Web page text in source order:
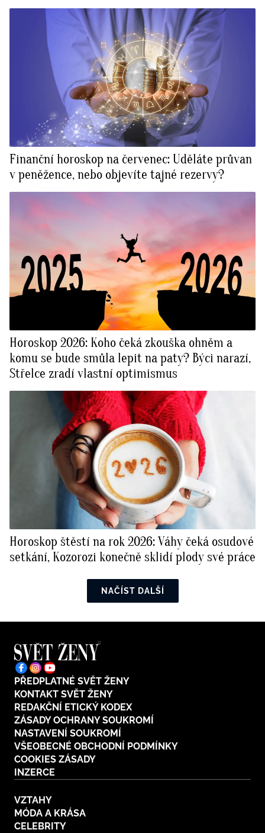
Finanční horoskop na červenec: Uděláte průvan
v peněžence, nebo objevíte tajné rezervy?
Horoskop 2026: Koho čeká zkouška ohněm a
komu se bude smůla lepit na paty? Býci narazí,
Střelce zradí vlastní optimismus
Horoskop štěstí na rok 2026: Váhy čeká osudové
setkání, Kozorozi konečně sklidí plody své práce
NAČÍST DALŠÍ
PŘEDPLATNÉ SVĚT ŽENY
KONTAKT SVĚT ŽENY
REDAKČNÍ ETICKÝ KODEX
ZÁSADY OCHRANY SOUKROMÍ
NASTAVENÍ SOUKROMÍ
VŠEOBECNÉ OBCHODNÍ PODMÍNKY
COOKIES ZÁSADY
INZERCE
VZTAHY
MÓDA A KRÁSA
CELEBRITY